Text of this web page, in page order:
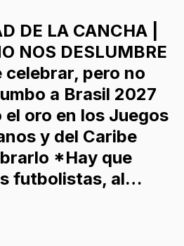
DE LA CANCHA |
NOS DESLUMBRE
pero no
a Brasil 2027
oro en los Juegos
y del Caribe
*Hay que
futbolistas, al…